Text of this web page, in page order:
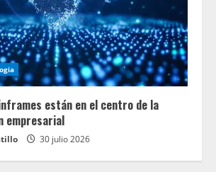
están en el centro de la
empresarial
30 julio 2026